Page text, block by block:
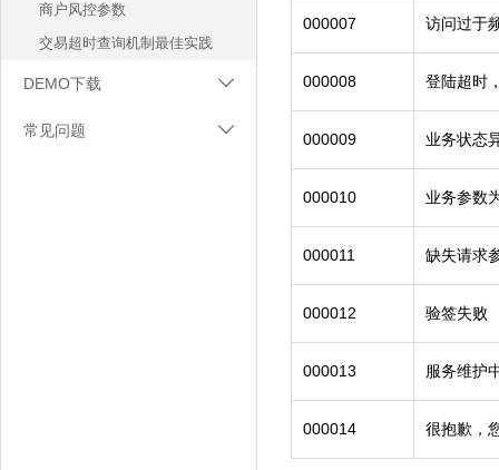
商户提现API
商户提现查询API
网银支付API
商户风控参数
交易超时查询机制最佳实践
DEMO下载 
CA签名JAR包下载
常见问题 
000007 访问过于
000008 登陆超时
000009 业务状态
000010 业务参数
000011 缺失请求
000012 验签失败
000013 服务维护
000014 很抱歉，